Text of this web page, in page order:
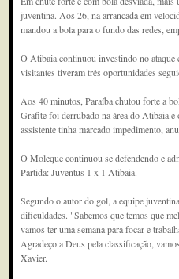
juventina. Aos 26, na arrancada em
mandou a bola para o fundo das redes,
O Atibaia continuou investindo no ataque
visitantes tiveram três oportunidades
Aos 40 minutos, Paraíba chutou forte a
Grafite foi derrubado na área do Atibaia
assistente tinha marcado impedimento,
O Moleque continuou se defendendo e
Partida: Juventus 1 x 1 Atibaia.
Segundo o autor do gol, a equipe
dificuldades. "Sabemos que temos que
vamos ter uma semana para focar e
Agradeço a Deus pela classificação,
Xavier.